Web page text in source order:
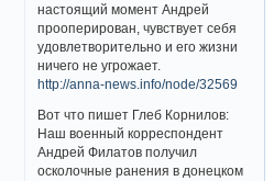
настоящий момент Андрей
прооперирован, чувствует себя
удовлетворительно и его жизни
ничего не угрожает.
http://anna-news.info/node/32569
Вот что пишет Глеб Корнилов:
Наш военный корреспондент
Андрей Филатов получил
осколочные ранения в донецком